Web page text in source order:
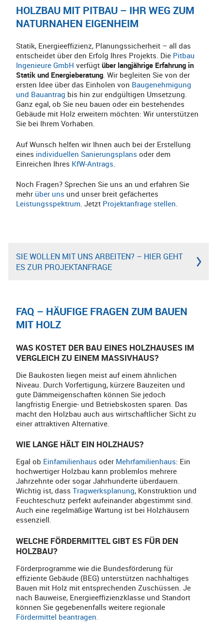
HOLZBAU MIT PITBAU – IHR WEG ZUM
NATURNAHEN EIGENHEIM
Statik, Energieeffizienz, Planungssicherheit – all das
entscheidet über den Erfolg Ihres Projekts. Die Pitbau
Ingenieure GmbH verfügtüber langjährige Erfahrung in
Statik und Energieberatung. Wir begleiten Sie von der
ersten Idee über das Einholen von Baugenehmigung
und Bauantrag bis hin zur endgültigen Umsetzung.
Ganz egal, ob Sie neu bauen oder ein bestehendes
Gebäude mit Holz erweitern möchten: Wir unterstützen
Sie bei Ihrem Vorhaben.
Auf Wunsch helfen wir Ihnen auch bei der Erstellung
eines individuellen Sanierungsplans oder dem
Einreichen Ihres KfW-Antrags
Noch Fragen? Sprechen Sie uns an und erfahren Sie
mehr über uns und unser breit gefächertes
Leistungsspektrum. Jetzt Projektanfrage stellen.
SIE WOLLEN MIT UNS ARBEITEN? – HIER GEHT
ES ZUR PROJEKTANFRAGE
FAQ – HÄUFIGE FRAGEN ZUM BAUEN
MIT HOLZ
WAS KOSTET DER BAU EINES HOLZHAUSES IM
VERGLEICH ZU EINEM MASSIVHAUS?
Die Baukosten liegen meist auf einem ähnlichen
Niveau. Durch Vorfertigung, kürzere Bauzeiten und
gute Dämmeigenschaften können Sie jedoch
langfristig Energie- und Betriebskosten sparen. Das
macht den Holzbau auch aus wirtschaftlicher Sicht zu
einer attraktiven Alternative.
WIE LANGE HÄLT EIN HOLZHAUS?
Egal ob Einfamilienhaus oder Mehrfamilienhaus: Ein
hochwertiger Holzbau kann problemlos mehrere
Jahrzehnte oder sogar Jahrhunderte überdauern.
Wichtig ist, dassTragwerksplanung, Konstruktion und
Feuchteschutz perfekt aufeinander abgestimmt sind.
Auch eine regelmäßige Wartung ist bei Holzhäusern
essenziell.
WELCHE FÖRDERMITTEL GIBT ES FÜR DEN
HOLZBAU?
Förderprogramme wie die Bundesförderung für
effiziente Gebäude (BEG) unterstützen nachhaltiges
Bauen mit Holz mit entsprechenden Zuschüssen. Je
nach Bauweise, Energieeffizienzklasse und Standort
können Sie gegebenenfalls weitere regionale
Fördermittel beantragen.